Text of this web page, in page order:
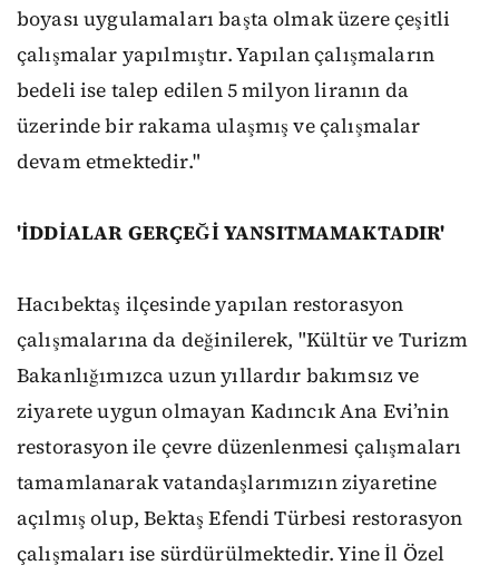
boyası uygulamaları başta olmak üzere çeşitli
çalışmalar yapılmıştır. Yapılan çalışmaların
bedeli ise talep edilen 5 milyon liranın da
üzerinde bir rakama ulaşmış ve çalışmalar
devam etmektedir."
'İDDİALAR GERÇEĞİ YANSITMAMAKTADIR'
Hacıbektaş ilçesinde yapılan restorasyon
çalışmalarına da değinilerek, "Kültür ve Turizm
Bakanlığımızca uzun yıllardır bakımsız ve
ziyarete uygun olmayan Kadıncık Ana Evi’nin
restorasyon ile çevre düzenlenmesi çalışmaları
tamamlanarak vatandaşlarımızın ziyaretine
açılmış olup, Bektaş Efendi Türbesi restorasyon
çalışmaları ise sürdürülmektedir. Yine İl Özel